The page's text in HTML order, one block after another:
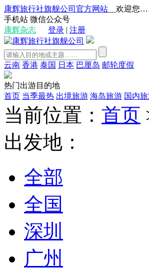
康辉旅行社旗舰公司官方网站 __欢迎您
手机站 微信公众号
康辉杂志
登录 | 注册
云南 香港 泰国 日本 巴厘岛 邮轮度假
热门出游目的地
首页 当季最热 出境旅游 海岛旅游 国内
当前位置： 首页
出发地：
全部
全国
深圳
广州